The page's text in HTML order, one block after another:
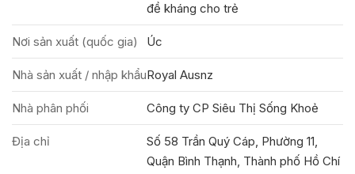
đề kháng cho trẻ
Nơi sản xuất (quốc gia) Úc
Nhà sản xuất / nhập khẩuRoyal Ausnz
Nhà phân phối Công ty CP Siêu Thị Sống Khoẻ
Địa chỉ
Số 58 Trần Quý Cáp, Phường 11,
Quận Bình Thạnh, Thành phố Hồ Chí